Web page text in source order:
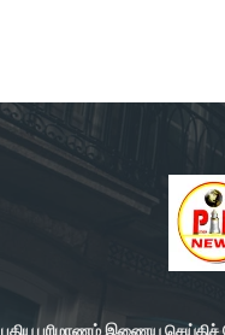
புதிய பரிமாணம் இணைய செய்திச்